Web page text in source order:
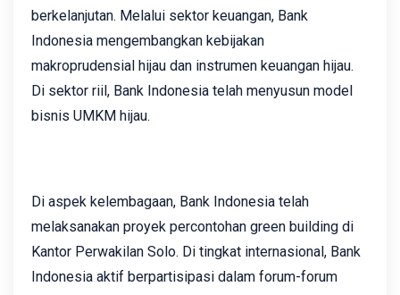
berkelanjutan. Melalui sektor keuangan, Bank
Indonesia mengembangkan kebijakan
makroprudensial hijau dan instrumen keuangan hijau.
Di sektor riil, Bank Indonesia telah menyusun model
bisnis UMKM hijau.
Di aspek kelembagaan, Bank Indonesia telah
melaksanakan proyek percontohan green building di
Kantor Perwakilan Solo. Di tingkat internasional, Bank
Indonesia aktif berpartisipasi dalam forum-forum